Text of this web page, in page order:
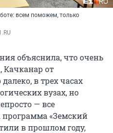
всем поможем, только
объяснила, что очень
Качканар от
в трех часах
вузах, но
— все
«Земский
в прошлом году,